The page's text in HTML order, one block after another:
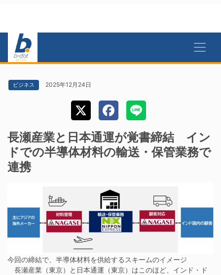
ビジネス 2025年12月24日
長瀬産業と日本通運が覚書締結 イン
ドでの半導体材料の輸送・保管業務で
連携
今回の締結で、半導体材料を供給するスキームのイメージ
長瀬産業（東京）と日本通運（東京）はこのほど、インド・ド